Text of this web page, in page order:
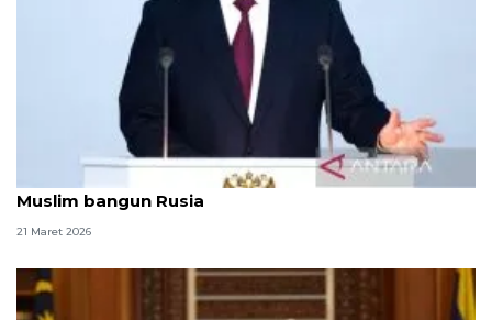
Putin ucapkan selamat Idul Fitri, soroti peran
Muslim bangun Rusia
21 Maret 2026